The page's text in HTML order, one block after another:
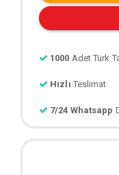
1000 Adet Türk
Hızlı Teslimat
7/24 Whatsapp